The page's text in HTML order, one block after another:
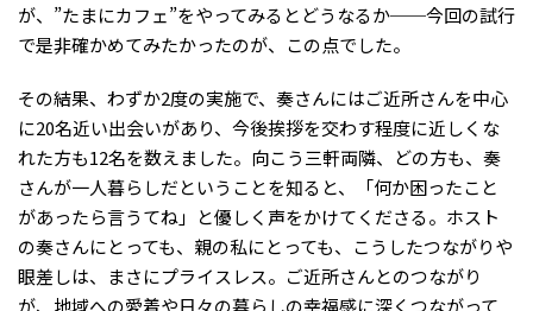
が、”たまにカフェ”をやってみるとどうなるか──今回の試行
で是非確かめてみたかったのが、この点でした。
その結果、わずか2度の実施で、奏さんにはご近所さんを中心
に20名近い出会いがあり、今後挨拶を交わす程度に近しくな
れた方も12名を数えました。向こう三軒両隣、どの方も、奏
さんが一人暮らしだということを知ると、「何か困ったこと
があったら言うてね」と優しく声をかけてくださる。ホスト
の奏さんにとっても、親の私にとっても、こうしたつながりや
眼差しは、まさにプライスレス。ご近所さんとのつながり
が、地域への愛着や日々の暮らしの幸福感に深くつながって